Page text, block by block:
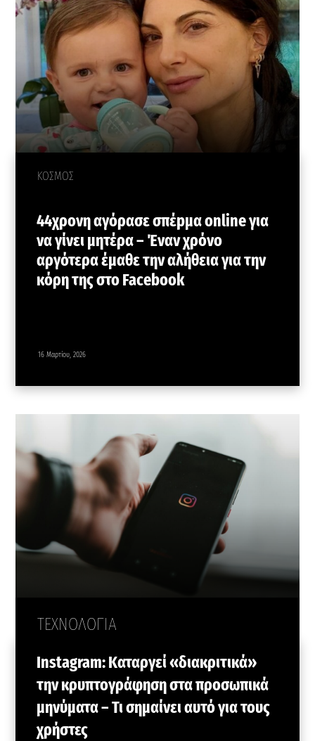
ΚΟΣΜΟΣ
44χρονη αγόρασε σπέpμα online για
να γίνει μητέρα – Έναν χρόνο
αργότερα έμαθε την αλήθεια για την
κόρη της στο Facebook
16 Μαρτίου, 2026
ΤΕΧΝΟΛΟΓΙΑ
Instagram: Καταργεί «διακριτικά»
την κρυπτογράφηση στα προσωπικά
μηνύματα – Τι σημαίνει αυτό για τους
χρήστες